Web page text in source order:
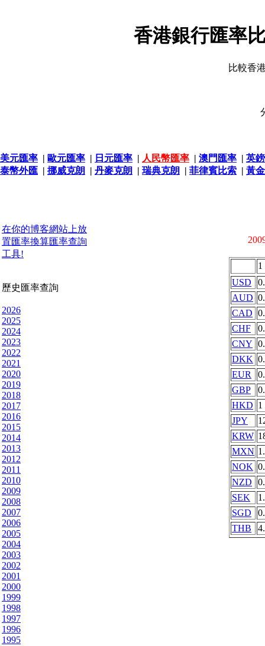
香港銀行匯率
比較香
美元匯率 | 歐元匯率 | 日元匯率 | 人民幣匯率 | 澳門匯率 | 英
泰幣外匯 | 挪威克朗 | 丹麥克朗 | 瑞典克朗 | 菲律賓比索 | 黃
在你的博客網站上放
置匯率換算匯率查詢
工具!
歷史匯率查詢
2026
2025
2024
2023
2022
2021
2020
2019
2018
2017
2016
2015
2014
2013
2012
2011
2010
2009
2008
2007
2006
2005
2004
2003
2002
2001
2000
1999
1998
1997
1996
1995
1
USD
AUD
CAD
CHF
CNY
DKK
EUR
GBP
HKD 1
JPY
KRW
MXN
NOK
NZD
SEK
SGD
THB